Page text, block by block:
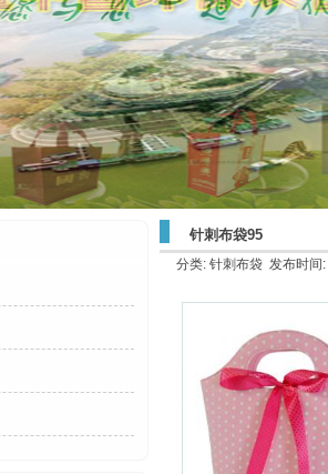
针刺布袋95
分类: 针刺布袋 发布时